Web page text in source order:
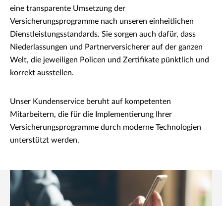
eine transparente Umsetzung der
Versicherungsprogramme nach unseren einheitlichen
Dienstleistungsstandards. Sie sorgen auch dafür, dass
Niederlassungen und Partnerversicherer auf der ganzen
Welt, die jeweiligen Policen und Zertifikate pünktlich und
korrekt ausstellen.
Unser Kundenservice beruht auf kompetenten
Mitarbeitern, die für die Implementierung Ihrer
Versicherungsprogramme durch moderne Technologien
unterstützt werden.